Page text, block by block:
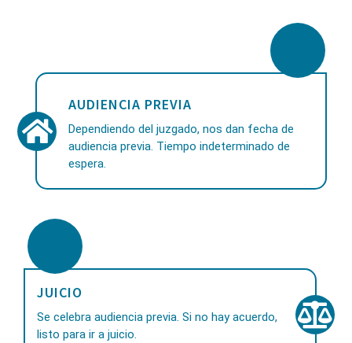
AUDIENCIA PREVIA
Dependiendo del juzgado, nos dan fecha de
audiencia previa. Tiempo indeterminado de
espera.
JUICIO
Se celebra audiencia previa. Si no hay acuerdo,
listo para ir a juicio.